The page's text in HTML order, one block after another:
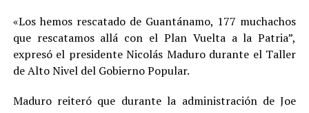
«Los hemos rescatado de Guantánamo, 177 muchachos
que rescatamos allá con el Plan Vuelta a la Patria”,
expresó el presidente Nicolás Maduro durante el Taller
de Alto Nivel del Gobierno Popular.
Maduro reiteró que durante la administración de Joe